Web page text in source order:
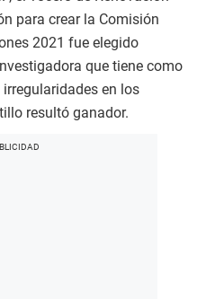
para crear la Comisión
2021 fue elegido
que tiene como
en los
resultó ganador.